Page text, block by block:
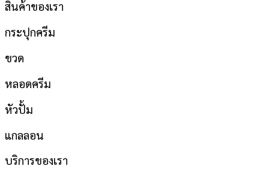
สินค้าของเรา
กระปุกครีม
ขวด
หลอดครีม
หัวปั้ม
แกลลอน
บริการของเรา